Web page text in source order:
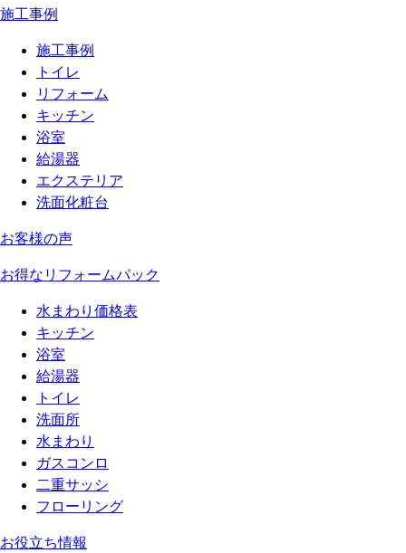
施工事例
施工事例
トイレ
リフォーム
キッチン
浴室
給湯器
エクステリア
洗面化粧台
お客様の声
お得なリフォームパック
水まわり価格表
キッチン
浴室
給湯器
トイレ
洗面所
水まわり
ガスコンロ
二重サッシ
フローリング
お役立ち情報